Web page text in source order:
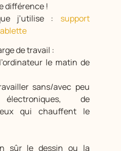
différence !
j’utilise : support
de travail :
le matin de
sans/avec peu
électroniques, de
qui chauffent le
sûr le dessin ou la